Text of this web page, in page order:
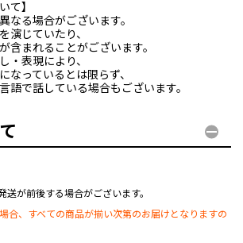
て】
なる場合がございます。
演じていたり、
含まれることがございます。
・表現により、
なっているとは限らず、
語で話している場合もございます。
送が前後する場合がございます。
合、すべての商品が揃い次第のお届けとなりますの